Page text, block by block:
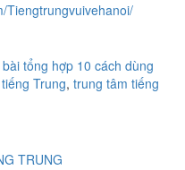
Tiengtrungvuivehanoi/
tổng hợp 10 cách dùng
Trung, trung tâm tiếng
TRUNG